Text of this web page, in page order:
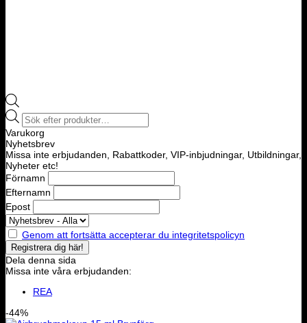
Products
search
Varukorg
Nyhetsbrev
Missa inte erbjudanden, Rabattkoder, VIP-inbjudningar, Utbildningar,
Nyheter etc!
Förnamn
Efternamn
Epost
Genom att fortsätta accepterar du integritetspolicyn
Dela denna sida
Missa inte våra erbjudanden:
REA
-44%